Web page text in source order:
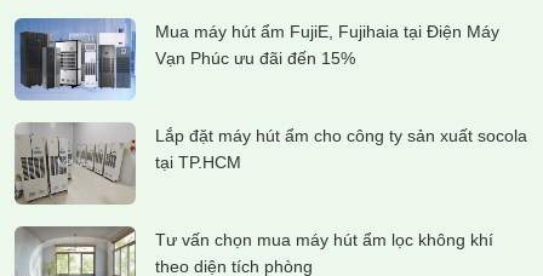
Mua máy hút ẩm FujiE, Fujihaia tại Điện Máy
Vạn Phúc ưu đãi đến 15%
Lắp đặt máy hút ẩm cho công ty sản xuất socola
tại TP.HCM
Tư vấn chọn mua máy hút ẩm lọc không khí
theo diện tích phòng